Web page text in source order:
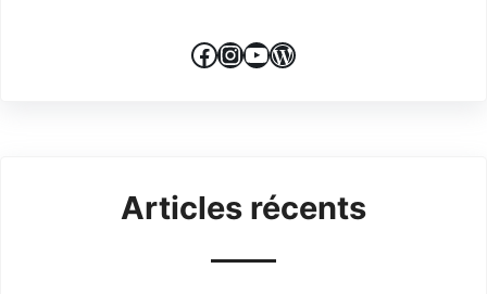
Facebook
Instagram
YouTube
WordPress
Articles récents